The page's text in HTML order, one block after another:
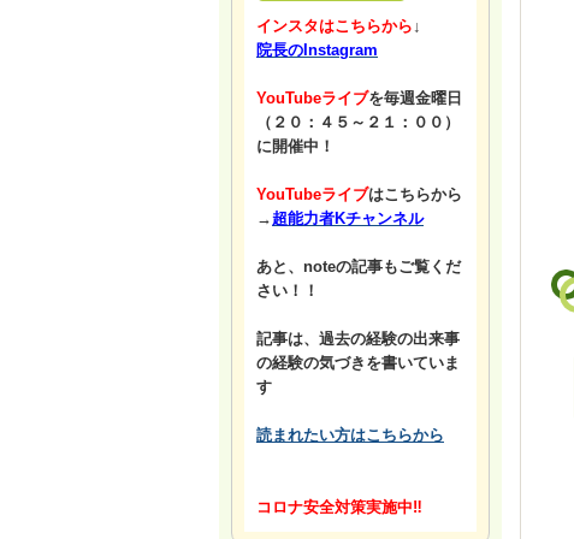
インスタはこちらから↓
院長のInstagram
YouTubeライブを毎週金曜日
（２０：４５～２１：００）
に開催中！
YouTubeライブはこちらから
→超能力者Kチャンネル
あと、noteの記事もご覧くだ
さい！！
記事は、過去の経験の出来事
の経験の気づきを書いていま
す
読まれたい方はこちらから
コロナ安全対策実施中‼